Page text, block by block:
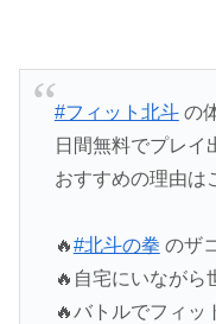
#フィット北斗の
日間無料でプレイ
おすすめの理由は
🔥#北斗の拳 のザ
🔥自宅にいながら
🔥バトルでフィッ